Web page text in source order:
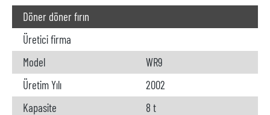
Döner döner fırın
Üretici firma
Model
WR9
Üretim Yılı
2002
Kapasite
8 t